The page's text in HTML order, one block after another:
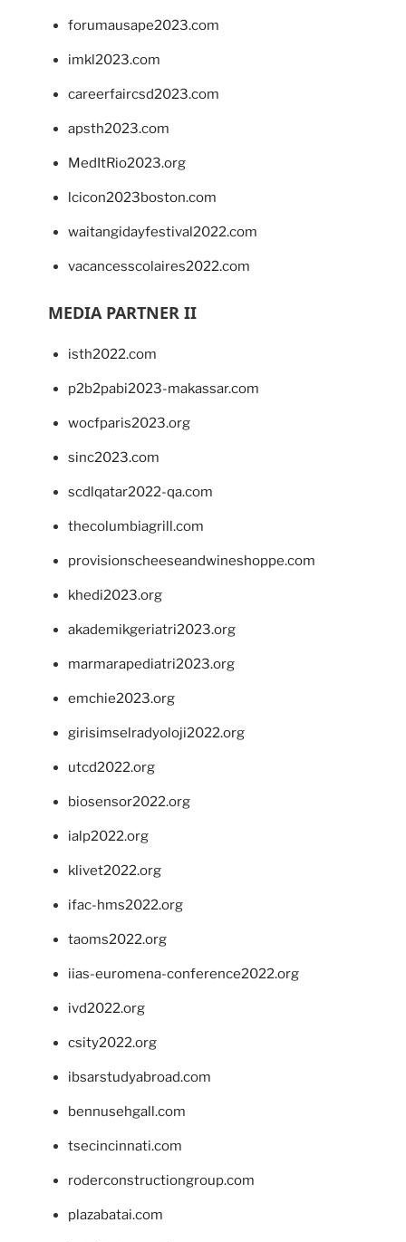
forumausape2023.com
imkl2023.com
careerfaircsd2023.com
apsth2023.com
MedItRio2023.org
lcicon2023boston.com
waitangidayfestival2022.com
vacancesscolaires2022.com
MEDIA PARTNER II
isth2022.com
p2b2pabi2023-makassar.com
wocfparis2023.org
sinc2023.com
scdlqatar2022-qa.com
thecolumbiagrill.com
provisionscheeseandwineshoppe.com
khedi2023.org
akademikgeriatri2023.org
marmarapediatri2023.org
emchie2023.org
girisimselradyoloji2022.org
utcd2022.org
biosensor2022.org
ialp2022.org
klivet2022.org
ifac-hms2022.org
taoms2022.org
iias-euromena-conference2022.org
ivd2022.org
csity2022.org
ibsarstudyabroad.com
bennusehgall.com
tsecincinnati.com
roderconstructiongroup.com
plazabatai.com